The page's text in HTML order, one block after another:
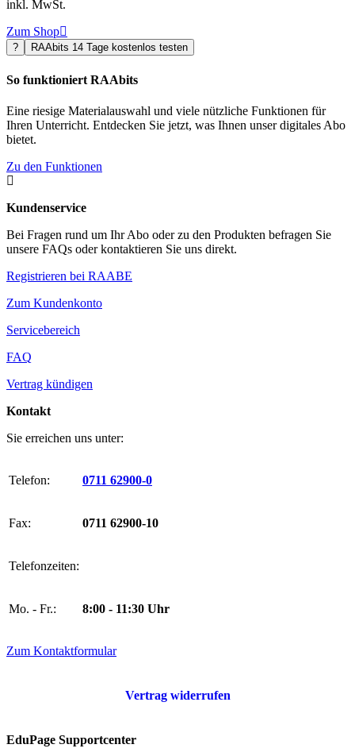
inkl. MwSt.
Zum Shop
? RAAbits 14 Tage kostenlos testen
So funktioniert RAAbits
Eine riesige Materialauswahl und viele nützliche Funktionen für
Ihren Unterricht. Entdecken Sie jetzt, was Ihnen unser digitales Abo
bietet.
Zu den Funktionen

Kundenservice
Bei Fragen rund um Ihr Abo oder zu den Produkten befragen Sie
unsere FAQs oder kontaktieren Sie uns direkt.
Registrieren bei RAABE
Zum Kundenkonto
Servicebereich
FAQ
Vertrag kündigen
Kontakt
Sie erreichen uns unter:
Telefon: 0711 62900-0
Fax: 0711 62900-10
Telefonzeiten:
Mo. - Fr.: 8:00 - 11:30 Uhr
Zum Kontaktformular
Vertrag widerrufen
EduPage Supportcenter